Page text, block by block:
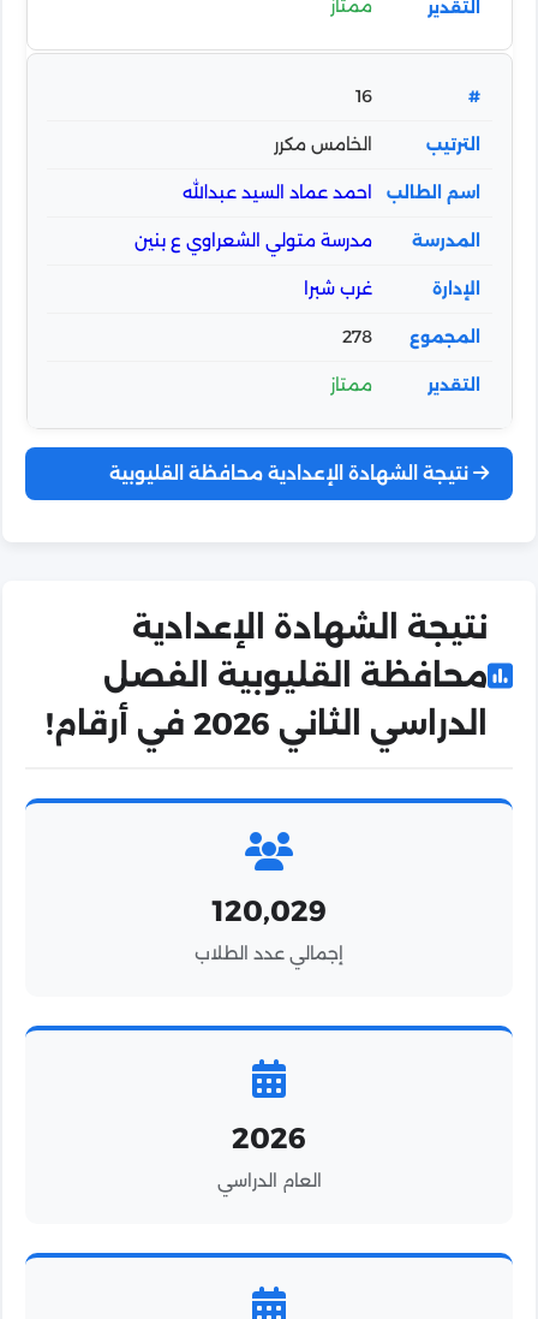
ممتاز
16
الخامس مكرر
احمد عماد السيد عبدالله
مدرسة متولي الشعراوي ع بنين
غرب شبرا
278
ممتاز
نتيجة الشهادة الإعدادية محافظة القليوبية
نتيجة الشهادة الإعدادية
محافظة القليوبية الفصل
الدراسي الثاني 2026 في أرقام!
120,029
إجمالي عدد الطلاب
2026
العام الدراسي